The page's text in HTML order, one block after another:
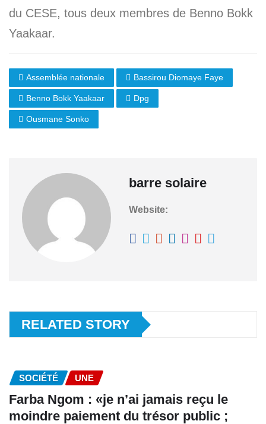
du CESE, tous deux membres de Benno Bokk
Yaakaar.
Assemblée nationale Bassirou Diomaye Faye
Benno Bokk Yaakaar Dpg
Ousmane Sonko
barre solaire
Website:
RELATED STORY
SOCIÉTÉ UNE
Farba Ngom : «je n’ai jamais reçu le
moindre paiement du trésor public ;